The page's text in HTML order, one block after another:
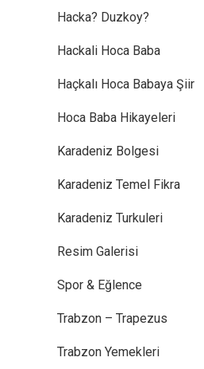
Hacka? Duzkoy?
Hackali Hoca Baba
Haçkalı Hoca Babaya Şiir
Hoca Baba Hikayeleri
Karadeniz Bolgesi
Karadeniz Temel Fikra
Karadeniz Turkuleri
Resim Galerisi
Spor & Eğlence
Trabzon – Trapezus
Trabzon Yemekleri